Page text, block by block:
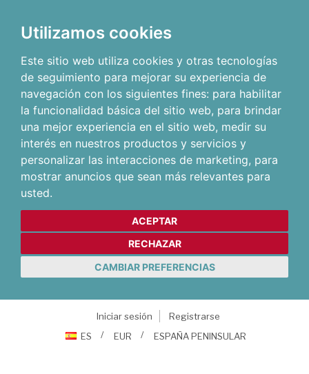
Utilizamos cookies
Este sitio web utiliza cookies y otras tecnologías
de seguimiento para mejorar su experiencia de
navegación con los siguientes fines: para habilitar
la funcionalidad básica del sitio web, para brindar
una mejor experiencia en el sitio web, medir su
interés en nuestros productos y servicios y
personalizar las interacciones de marketing, para
mostrar anuncios que sean más relevantes para
usted.
ACEPTAR
RECHAZAR
CAMBIAR PREFERENCIAS
Iniciar sesión
Registrarse
ES
EUR ESPAÑA PENINSULAR